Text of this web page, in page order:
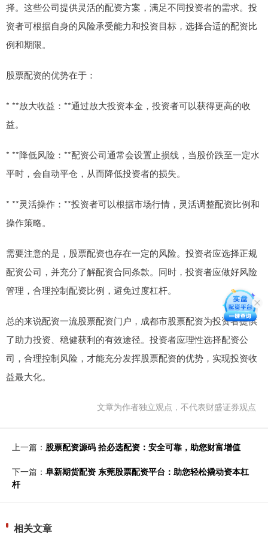
择。这些公司提供灵活的配资方案，满足不同投资者的需求。投
资者可根据自身的风险承受能力和投资目标，选择合适的配资比
例和期限。
股票配资的优势在于：
* **放大收益：**通过放大投资本金，投资者可以获得更高的收
益。
* **降低风险：**配资公司通常会设置止损线，当股价跌至一定水
平时，会自动平仓，从而降低投资者的损失。
* **灵活操作：**投资者可以根据市场行情，灵活调整配资比例和
操作策略。
需要注意的是，股票配资也存在一定的风险。投资者应选择正规
配资公司，并充分了解配资合同条款。同时，投资者应做好风险
管理，合理控制配资比例，避免过度杠杆。
总的来说配资一流股票配资门户，成都市股票配资为投资者提供
了助力投资、稳健获利的有效途径。投资者应理性选择配资公
司，合理控制风险，才能充分发挥股票配资的优势，实现投资收
益最大化。
文章为作者独立观点，不代表财盛证券观点
上一篇： 股票配资源码 拾必选配资：安全可靠，助您财富增值
下一篇： 阜新期货配资 东莞股票配资平台：助您轻松撬动资本杠
杆
相关文章